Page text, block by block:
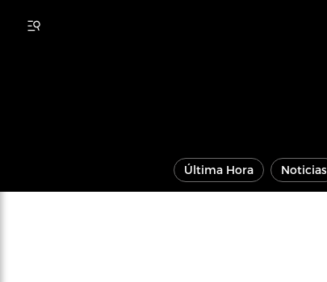
Última Hora Noticias